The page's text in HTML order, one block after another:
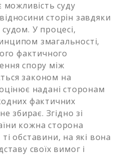
можливість суду
сторін завдяки
У процесі,
змагальності,
фактичного
спору між
законом на
надані сторонам
фактичних
збирає. Згідно зі
кожна сторона
обставини, на які вона
своїх вимог і